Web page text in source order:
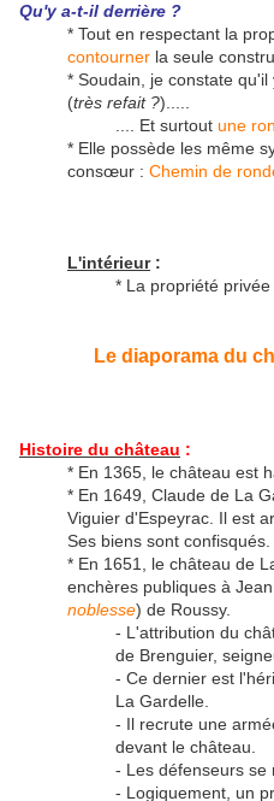
Qu'y a-t-il derrière ?
* Tout en respectant la
contourner la seule
* Soudain, je constate
(très refait ?).....
.... Et surtout une
* Elle possède les même
consœur : Chemin de
L'intérieur:
* La propriété privée
Le diaporama du
Histoire du château :
* En 1365, le château est
* En 1649, Claude de La
Viguier d'Espeyrac. Il est
Ses biens sont confisqués.
* En 1651, le château de
enchères publiques à
noblesse) de Roussy.
- L'attribution du
de Brenguier,
- Ce dernier est
La Gardelle.
- Il recrute une
devant le château.
- Les défenseurs se
- Logiquement, un